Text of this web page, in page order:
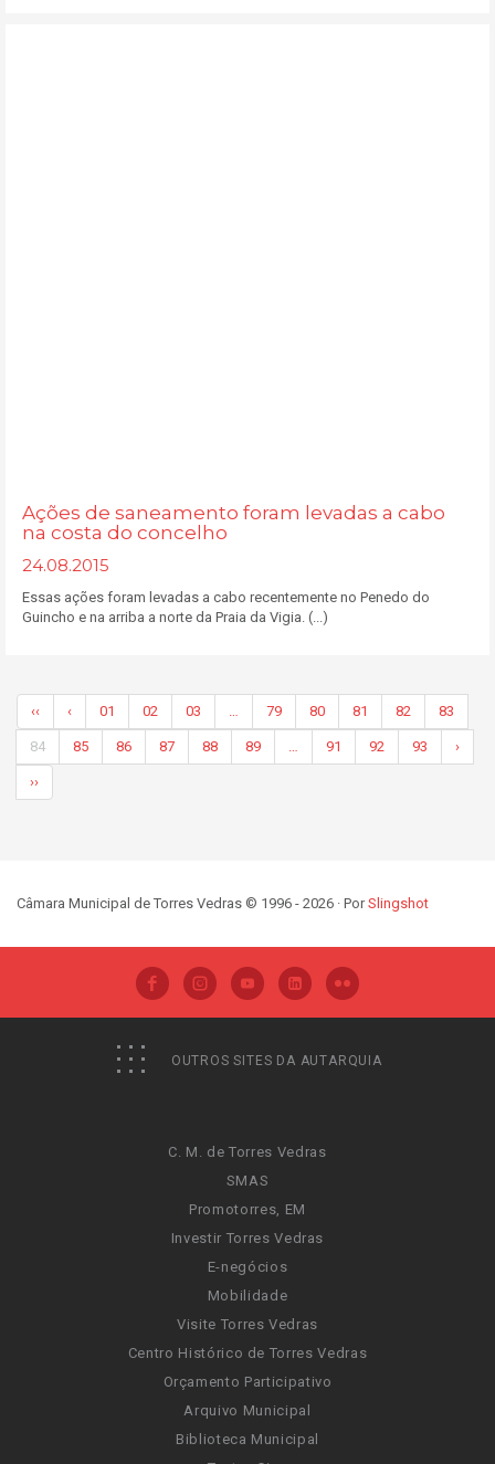
Ações de saneamento foram levadas a cabo
na costa do concelho
24.08.2015
Essas ações foram levadas a cabo recentemente no Penedo do
Guincho e na arriba a norte da Praia da Vigia. (...)
‹‹ ‹ 01 02 03 … 79 80 81 82 83
84 85 86 87 88 89 … 91 92 93 ›
››
Câmara Municipal de Torres Vedras © 1996 - 2026 · PorSlingshot
OUTROS SITES DA AUTARQUIA
C. M. de Torres Vedras
SMAS
Promotorres, EM
Investir Torres Vedras
E-negócios
Mobilidade
Visite Torres Vedras
Centro Histórico de Torres Vedras
Orçamento Participativo
Arquivo Municipal
Biblioteca Municipal